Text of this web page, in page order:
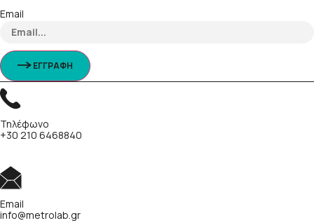
Email
ΕΓΓΡΑΦΗ
Τηλέφωνο
+30 210 6468840
Email
info@metrolab.gr